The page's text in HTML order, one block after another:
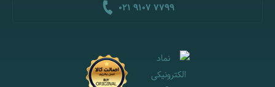
021 9107 7799